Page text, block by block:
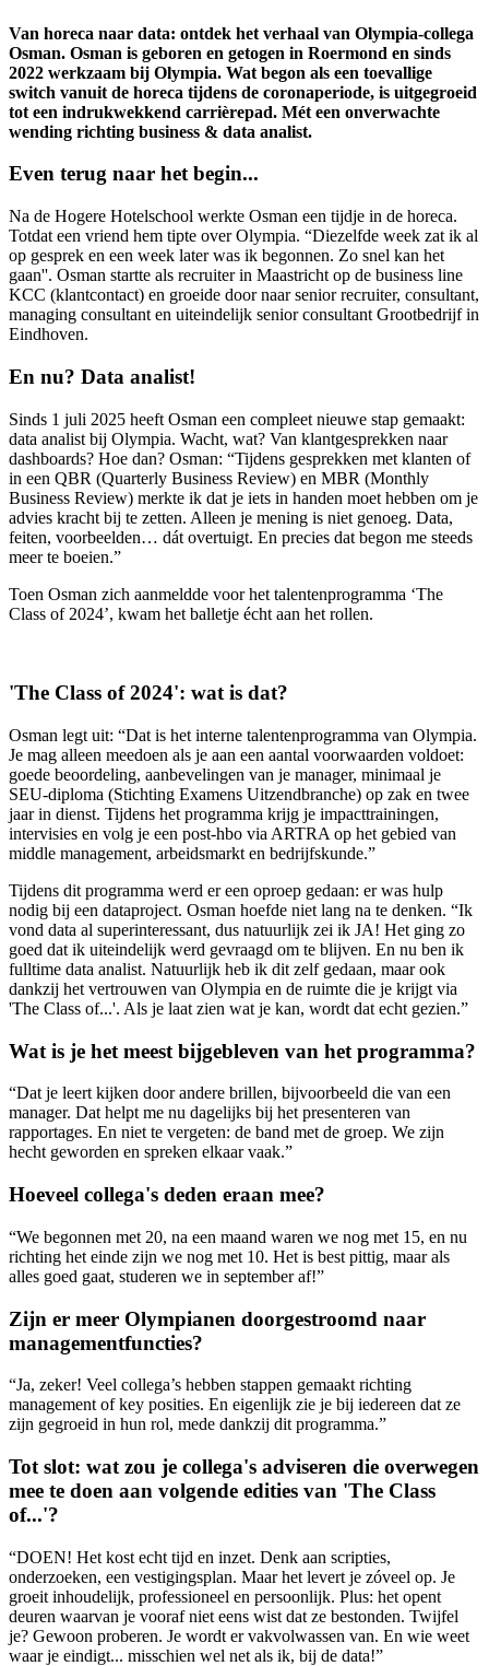
Van horeca naar data: ontdek het verhaal van Olympia-collega
Osman. Osman is geboren en getogen in Roermond en sinds
2022 werkzaam bij Olympia. Wat begon als een toevallige
switch vanuit de horeca tijdens de coronaperiode, is uitgegroeid
tot een indrukwekkend carrièrepad. Mét een onverwachte
wending richting business & data analist.
Even terug naar het begin...
Na de Hogere Hotelschool werkte Osman een tijdje in de horeca.
Totdat een vriend hem tipte over Olympia. “Diezelfde week zat ik al
op gesprek en een week later was ik begonnen. Zo snel kan het
gaan''. Osman startte als recruiter in Maastricht op de business line
KCC (klantcontact) en groeide door naar senior recruiter, consultant,
managing consultant en uiteindelijk senior consultant Grootbedrijf in
Eindhoven.
En nu? Data analist!
Sinds 1 juli 2025 heeft Osman een compleet nieuwe stap gemaakt:
data analist bij Olympia. Wacht, wat? Van klantgesprekken naar
dashboards? Hoe dan? Osman: “Tijdens gesprekken met klanten of
in een QBR (Quarterly Business Review) en MBR (Monthly
Business Review) merkte ik dat je iets in handen moet hebben om je
advies kracht bij te zetten. Alleen je mening is niet genoeg. Data,
feiten, voorbeelden… dát overtuigt. En precies dat begon me steeds
meer te boeien.”
Toen Osman zich aanmeldde voor het talentenprogramma ‘The
Class of 2024’, kwam het balletje écht aan het rollen.
'The Class of 2024': wat is dat?
Osman legt uit: “Dat is het interne talentenprogramma van Olympia.
Je mag alleen meedoen als je aan een aantal voorwaarden voldoet:
goede beoordeling, aanbevelingen van je manager, minimaal je
SEU-diploma (Stichting Examens Uitzendbranche) op zak en twee
jaar in dienst. Tijdens het programma krijg je impacttrainingen,
intervisies en volg je een post-hbo via ARTRA op het gebied van
middle management, arbeidsmarkt en bedrijfskunde.”
Tijdens dit programma werd er een oproep gedaan: er was hulp
nodig bij een dataproject. Osman hoefde niet lang na te denken. “Ik
vond data al superinteressant, dus natuurlijk zei ik JA! Het ging zo
goed dat ik uiteindelijk werd gevraagd om te blijven. En nu ben ik
fulltime data analist. Natuurlijk heb ik dit zelf gedaan, maar ook
dankzij het vertrouwen van Olympia en de ruimte die je krijgt via
'The Class of...'. Als je laat zien wat je kan, wordt dat echt gezien.”
Wat is je het meest bijgebleven van het programma?
“Dat je leert kijken door andere brillen, bijvoorbeeld die van een
manager. Dat helpt me nu dagelijks bij het presenteren van
rapportages. En niet te vergeten: de band met de groep. We zijn
hecht geworden en spreken elkaar vaak.”
Hoeveel collega's deden eraan mee?
“We begonnen met 20, na een maand waren we nog met 15, en nu
richting het einde zijn we nog met 10. Het is best pittig, maar als
alles goed gaat, studeren we in september af!”
Zijn er meer Olympianen doorgestroomd naar
managementfuncties?
“Ja, zeker! Veel collega’s hebben stappen gemaakt richting
management of key posities. En eigenlijk zie je bij iedereen dat ze
zijn gegroeid in hun rol, mede dankzij dit programma.”
Tot slot: wat zou je collega's adviseren die overwegen
mee te doen aan volgende edities van 'The Class
of...'?
“DOEN! Het kost echt tijd en inzet. Denk aan scripties,
onderzoeken, een vestigingsplan. Maar het levert je zóveel op. Je
groeit inhoudelijk, professioneel en persoonlijk. Plus: het opent
deuren waarvan je vooraf niet eens wist dat ze bestonden. Twijfel
je? Gewoon proberen. Je wordt er vakvolwassen van. En wie weet
waar je eindigt... misschien wel net als ik, bij de data!”